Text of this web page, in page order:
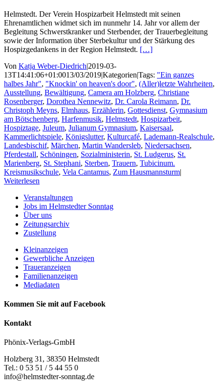
Helmstedt. Der Verein Hospizarbeit Helmstedt mit seinen
Ehrenamtlichen widmet sich im nunmehr 14. Jahr vor allem der
Begleitung Schwerstkranker und Sterbender, der Trauerbegleitung
sowie der Information über Sterbekultur und der Stärkung des
Hospizgedankens in der Region Helmstedt. […]
Von Katja Weber-Diedrich|2019-03-
13T14:41:06+01:0013/03/2019|Kategorien|Tags: "Ein ganzes
halbes Jahr", "Knockin' on heaven's door", (Aller)letzte Wahrheiten,
Ausstellung, Bewältigung, Camera am Holzberg, Christiane
Rosenberger, Dorothea Nennewitz, Dr. Carola Reimann, Dr.
Christoph Meyns, Elmhaus, Erzählerin, Gottesdienst, Gymnasium
am Bötschenberg, Harfenmusik, Helmstedt, Hospizarbeit,
Hospiztage, Juleum, Julianum Gymnasium, Kaisersaal,
Kammerlichtspiele, Königslutter, Kulturcafé, Lademann-Realschule,
Landesbischif, Märchen, Martin Wandersleb, Niedersachsen,
Pferdestall, Schöningen, Sozialministerin, St. Ludgerus, St.
Marienberg, St. Stephani, Sterben, Trauern, Tubicinum.
Kreismusikschule, Vela Cantamus, Zum Hausmannsturm|
Weiterlesen
Veranstaltungen
Jobs im Helmstedter Sonntag
Über uns
Zeitungsarchiv
Zustellung
Kleinanzeigen
Gewerbliche Anzeigen
Traueranzeigen
Familienanzeigen
Mediadaten
Kommen Sie mit auf Facebook
Kontakt
Phönix-Verlags-GmbH
Holzberg 31, 38350 Helmstedt
Tel.: 0 53 51 / 5 44 55 0
info@helmstedter-sonntag.de